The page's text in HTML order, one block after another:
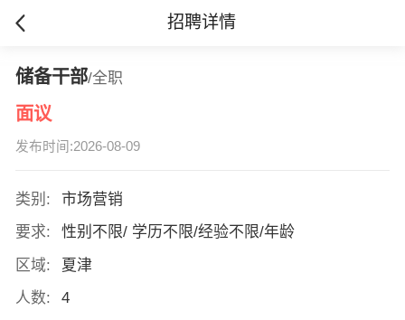
招聘详情
储备干部/全职
面议
发布时间:2026-08-09
类别:
市场营销
要求:
性别不限/ 学历不限/经验不限/年龄
区域:
夏津
人数:
4